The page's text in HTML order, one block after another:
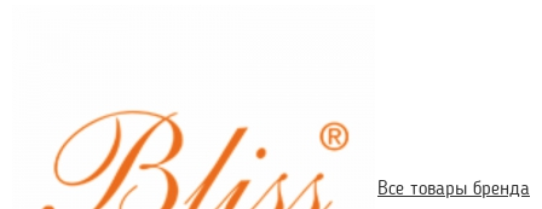
Все товары бренда